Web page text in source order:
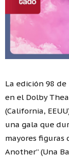
La edición 98 de
en el Dolby
(California,
una gala que
mayores figuras
Another” (Una